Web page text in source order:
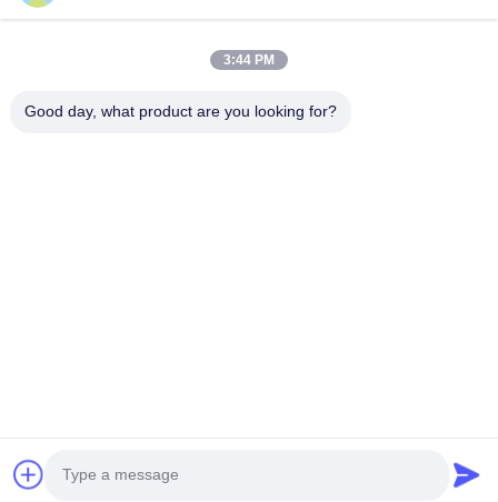
घर
वीडियो
©2017- Zhangjiagang HuaDong Boiler Co., Ltd.. . सब सभी अधिकार सुरक्षित.
3:44 PM
Good day, what product are you looking for?